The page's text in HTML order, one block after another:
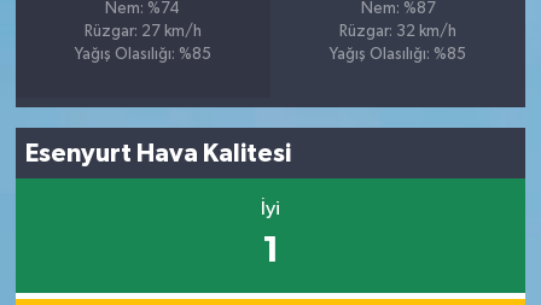
Nem: %74
Rüzgar: 27 km/h
Yağış Olasılığı: %85
Nem: %87
Rüzgar: 32 km/h
Yağış Olasılığı: %85
Esenyurt Hava Kalitesi
İyi
1